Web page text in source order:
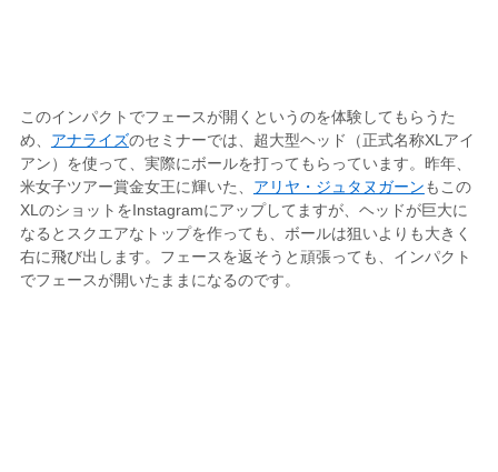
このインパクトでフェースが開くというのを体験してもらうた
め、 アナライズのセミナーでは、超大型ヘッド（正式名称XLアイ
アン）を使って、実際にボールを打ってもらっています。昨年、
米女子ツアー賞金女王に輝いた、 アリヤ・ジュタヌガーンもこの
XLのショットをInstagramにアップしてますが、ヘッドが巨大に
なるとスクエアなトップを作っても、ボールは狙いよりも大きく
右に飛び出します。フェースを返そうと頑張っても、インパクト
でフェースが開いたままになるのです。